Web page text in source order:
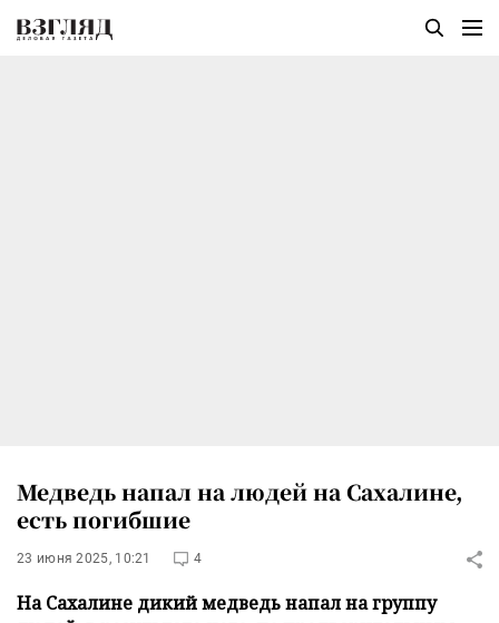
Медведь напал на людей на Сахалине,
есть погибшие
23 июня 2025, 10:21 4
На Сахалине дикий медведь напал на группу